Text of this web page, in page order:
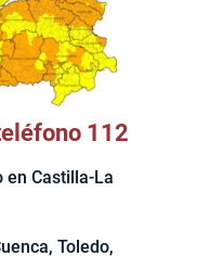
112
en Castilla-La
Toledo,